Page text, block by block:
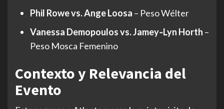
Phil Rowe vs. Ange Loosa – Peso Wélter
Vanessa Demopoulos vs. Jamey‑Lyn Horth –
Peso Mosca Femenino
Contexto y Relevancia del
Evento